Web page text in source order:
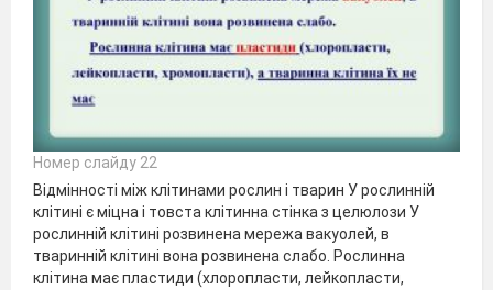
Номер слайду 22
Відмінності між клітинами рослин і тварин У рослинній
клітині є міцна і товста клітинна стінка з целюлози У
рослинній клітині розвинена мережа вакуолей, в
тваринній клітині вона розвинена слабо. Рослинна
клітина має пластиди (хлоропласти, лейкопласти,